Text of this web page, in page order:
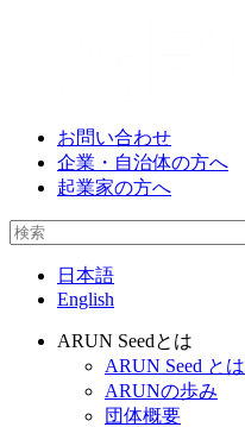
お問い合わせ
企業・自治体の方へ
起業家の方へ
日本語
English
ARUN Seedとは
ARUN Seed とは
ARUNの歩み
団体概要